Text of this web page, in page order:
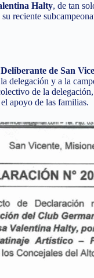
Halty, de tan
reciente
de San
delegación y a la
de la
apoyo de las familias.